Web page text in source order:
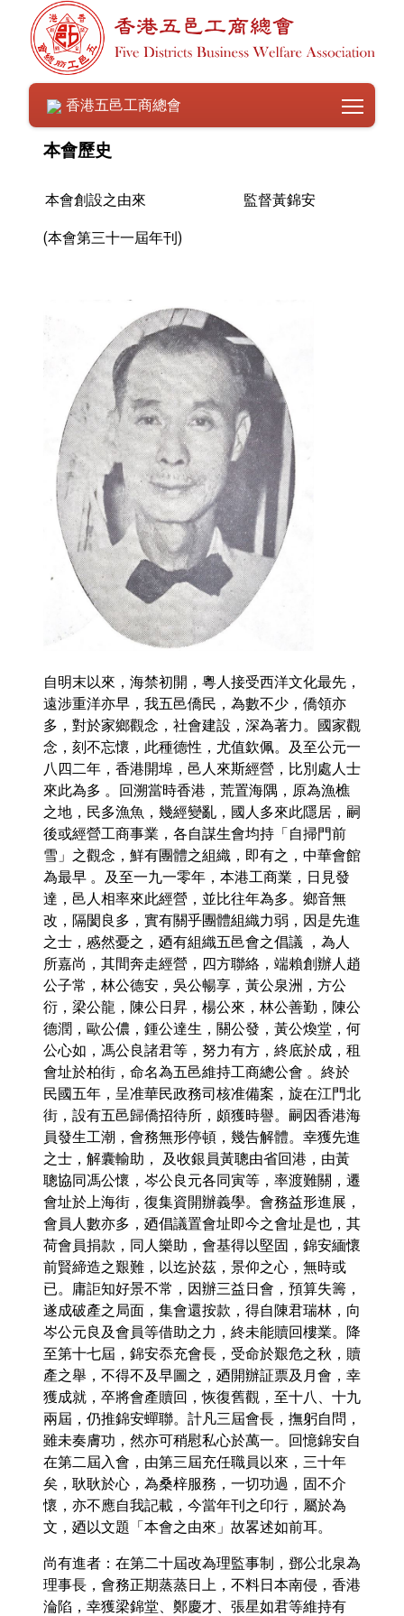
香港五邑工商總會
本會歷史
本會創設之由來 監督黃錦安
(本會第三十一屆年刊)
自明末以來，海禁初開，粵人接受西洋文化最先，
遠涉重洋亦早，我五邑僑民，為數不少，僑領亦
多，對於家鄉觀念，社會建設，深為著力。國家觀
念，刻不忘懷，此種德性，尤值欽佩。及至公元一
八四二年，香港開埠，邑人來斯經營，比別處人士
來此為多 。回溯當時香港，荒置海隅，原為漁樵
之地，民多漁魚，幾經變亂，國人多來此隱居，嗣
後或經營工商事業，各自謀生會均持「自掃門前
雪」之觀念，鮮有團體之組織，即有之，中華會館
為最早 。及至一九一零年，本港工商業，日見發
達，邑人相率來此經營，並比往年為多。鄉音無
改，隔閡良多，實有關乎團體組織力弱，因是先進
之士，慼然憂之，廼有組織五邑會之倡議 ，為人
所嘉尚，其間奔走經營，四方聯絡，端賴創辦人趙
公子常，林公德安，吳公暢享，黃公泉洲，方公
衍，梁公龍，陳公日昇，楊公來，林公善勤，陳公
德潤，歐公儂，鍾公達生，關公發，黃公煥堂，何
公心如，馮公良諸君等，努力有方，終底於成，租
會址於柏街，命名為五邑維持工商總公會 。終於
民國五年，呈准華民政務司核准備案，旋在江門北
街，設有五邑歸僑招待所，頗獲時譽。嗣因香港海
員發生工潮，會務無形停頓，幾告解體。幸獲先進
之士，解囊輸助， 及收銀員黃聰由省回港，由黃
聰協同馮公懷，岑公良元各同寅等，率渡難關，遷
會址於上海街，復集資開辦義學。會務益形進展，
會員人數亦多，廼倡議置會址即今之會址是也，其
荷會員捐款，同人樂助，會基得以堅固，錦安緬懷
前賢締造之艱難，以迄於茲，景仰之心，無時或
已。庸詎知好景不常，因辦三益日會，預算失籌，
遂成破產之局面，集會還按款，得自陳君瑞林，向
岑公元良及會員等借助之力，終未能贖回樓業。降
至第十七屆，錦安忝充會長，受命於艱危之秋，贖
產之舉，不得不及早圖之，廼開辦証票及月會，幸
獲成就，卒將會產贖回，恢復舊觀，至十八、十九
兩屆，仍推錦安蟬聯。計凡三屆會長，撫躬自問，
雖未奏膚功，然亦可稍慰私心於萬一。回憶錦安自
在第二屆入會，由第三屆充任職員以來，三十年
矣，耿耿於心，為桑梓服務，一切功過，固不介
懷，亦不應自我記載，今當年刊之印行，屬於為
文，廼以文題「本會之由來」故畧述如前耳。
尚有進者：在第二十屆改為理監事制，鄧公北泉為
理事長，會務正期蒸蒸日上，不料日本南侵，香港
淪陷，幸獲梁錦堂、鄭慶才、張星如君等維持有